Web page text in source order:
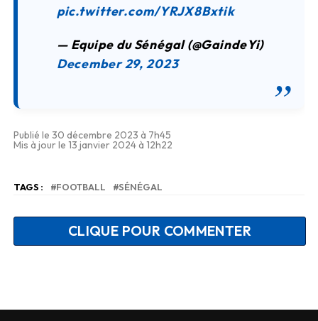
pic.twitter.com/YRJX8Bxtik
— Equipe du Sénégal (@GaindeYi)
December 29, 2023
Publié le 30 décembre 2023 à 7h45
Mis à jour le 13 janvier 2024 à 12h22
TAGS : FOOTBALL SÉNÉGAL
CLIQUE POUR COMMENTER